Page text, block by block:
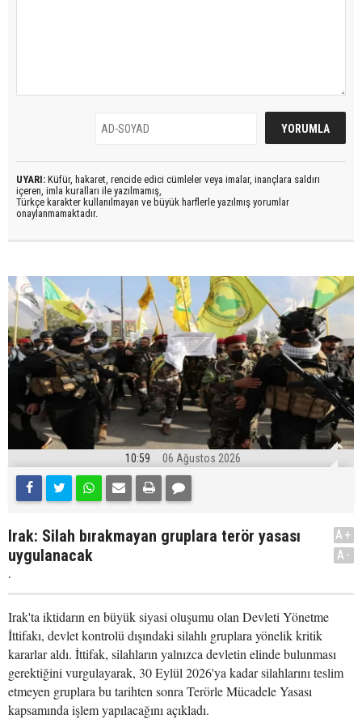
UYARI: Küfür, hakaret, rencide edici cümleler veya imalar, inançlara saldırı
içeren, imla kuralları ile yazılmamış,
Türkçe karakter kullanılmayan ve büyük harflerle yazılmış yorumlar
onaylanmamaktadır.
10:59 06 Ağustos 2026
Irak: Silah bırakmayan gruplara terör yasası
uygulanacak
.
A+
A-
Irak'ta iktidarın en büyük siyasi oluşumu olan Devleti Yönetme
İttifakı, devlet kontrolü dışındaki silahlı gruplara yönelik kritik
kararlar aldı. İttifak, silahların yalnızca devletin elinde bulunması
gerektiğini vurgulayarak, 30 Eylül 2026'ya kadar silahlarını teslim
etmeyen gruplara bu tarihten sonra Terörle Mücadele Yasası
kapsamında işlem yapılacağını açıkladı.